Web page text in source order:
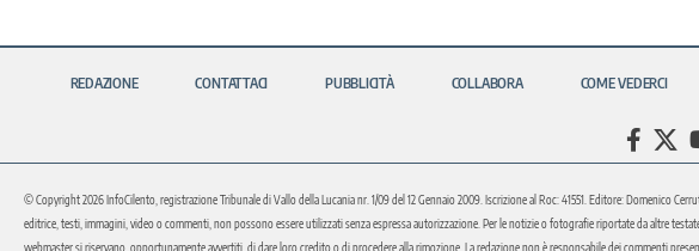
REDAZIONE CONTATTACI PUBBLICITÀ COLLABORA COME VEDERCI
© Copyright 2026 InfoCilento, registrazione Tribunale di Vallo della Lucania nr. 1/09 del 12 Gennaio 2009. Iscrizione al Roc: 41551. Editore: Domenico
editrice, testi, immagini, video o commenti, non possono essere utilizzati senza espressa autorizzazione. Per le notizie o fotografie riportate da altre
webmaster si riservano, opportunamente avvertiti, di dare loro credito o di procedere alla rimozione. La redazione non è responsabile dei commenti